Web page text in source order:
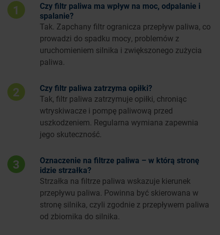
1
Czy filtr paliwa ma wpływ na moc, odpalanie i
spalanie?
Tak. Zapchany filtr ogranicza przepływ paliwa, co
prowadzi do spadku mocy, problemów z
uruchomieniem silnika i zwiększonego zużycia
paliwa.
2
Czy filtr paliwa zatrzyma opiłki?
Tak, filtr paliwa zatrzymuje opiłki, chroniąc
wtryskiwacze i pompę paliwową przed
uszkodzeniem. Regularna wymiana zapewnia
jego skuteczność.
3
Oznaczenie na filtrze paliwa – w którą stronę
idzie strzałka?
Strzałka na filtrze paliwa wskazuje kierunek
przepływu paliwa. Powinna być skierowana w
stronę silnika, czyli zgodnie z przepływem paliwa
od zbiornika do silnika.